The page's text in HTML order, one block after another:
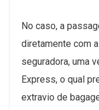
No caso, a
diretamente com
seguradora, uma
Express, o qual
extravio de